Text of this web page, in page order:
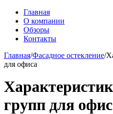
Главная
О компании
Обзоры
Контакты
Главная/Фасадное остекление/
для офиса
групп для